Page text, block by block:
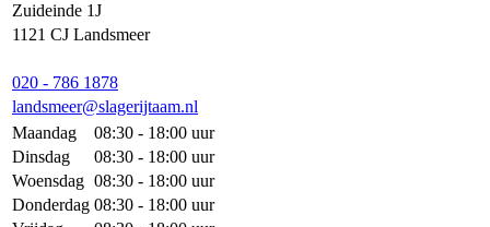
Zuideinde 1J
1121 CJ Landsmeer
020 - 786 1878
landsmeer@slagerijtaam.nl
Maandag
08:30 - 18:00 uur
Dinsdag
08:30 - 18:00 uur
Woensdag 08:30 - 18:00 uur
Donderdag 08:30 - 18:00 uur